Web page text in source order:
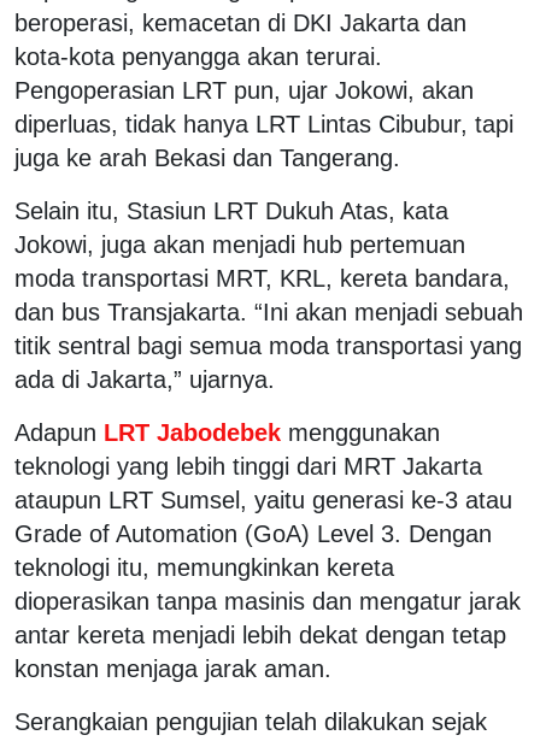
beroperasi, kemacetan di DKI Jakarta dan
kota-kota penyangga akan terurai.
Pengoperasian LRT pun, ujar Jokowi, akan
diperluas, tidak hanya LRT Lintas Cibubur, tapi
juga ke arah Bekasi dan Tangerang.
Selain itu, Stasiun LRT Dukuh Atas, kata
Jokowi, juga akan menjadi hub pertemuan
moda transportasi MRT, KRL, kereta bandara,
dan bus Transjakarta. “Ini akan menjadi sebuah
titik sentral bagi semua moda transportasi yang
ada di Jakarta,” ujarnya.
Adapun LRT Jabodebek menggunakan
teknologi yang lebih tinggi dari MRT Jakarta
ataupun LRT Sumsel, yaitu generasi ke-3 atau
Grade of Automation (GoA) Level 3. Dengan
teknologi itu, memungkinkan kereta
dioperasikan tanpa masinis dan mengatur jarak
antar kereta menjadi lebih dekat dengan tetap
konstan menjaga jarak aman.
Serangkaian pengujian telah dilakukan sejak